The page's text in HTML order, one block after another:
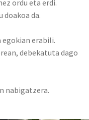
ordu eta erdi.
da.
erabili.
debekatuta dago
nabigatzera.